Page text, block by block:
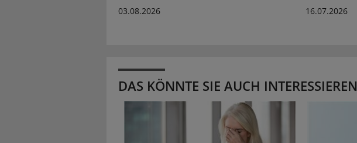
03.08.2026 16.07.2026
DAS KÖNNTE SIE AUCH INTERESSIEREN